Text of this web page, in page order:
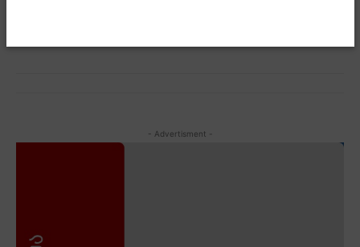
- Advertisment -